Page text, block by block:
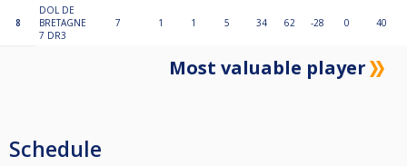
8
DOL DE
BRETAGNE
7 DR3
7 1 1 5 34 62 -28 0 40
Most valuable player
Schedule